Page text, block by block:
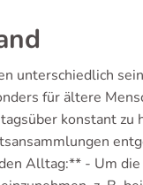
unterschiedlich
für ältere
konstant
Alltag:** - Um